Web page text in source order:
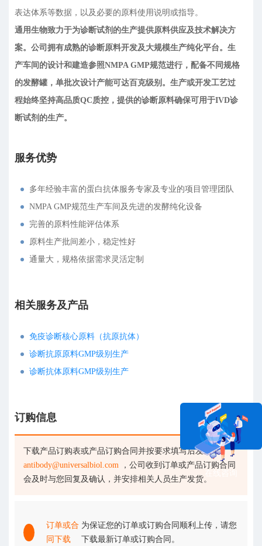
表达体系等数据，以及必要的原料使用说明或指导。
通用生物致力于为诊断试剂的生产提供原料供应及技术解决方
案。公司拥有成熟的诊断原料开发及大规模生产纯化平台。生
产车间的设计和建造参照NMPA GMP规范进行，配备不同规格
的发酵罐，单批次设计产能可达百克级别。生产或开发工艺过
程始终坚持高品质QC质控，提供的诊断原料确保可用于IVD诊
断试剂的生产。
服务优势
多年经验丰富的蛋白抗体服务专家及专业的项目管理团队
NMPA GMP规范生产车间及先进的发酵纯化设备
完善的原料性能评估体系
原料生产批间差小，稳定性好
通量大，规格依据需求灵活定制
相关服务及产品
免疫诊断核心原料（抗原抗体）
诊断抗原原料GMP级别生产
诊断抗体原料GMP级别生产
订购信息
下载产品订购表或产品订购合同并按要求填写后发送至
antibody@universalbiol.com ，公司收到订单或产品订购合同
会及时与您回复及确认，并安排相关人员生产发货。
订单或合
同下载
为保证您的订单或订购合同顺利上传，请您
下载最新订单或订购合同。